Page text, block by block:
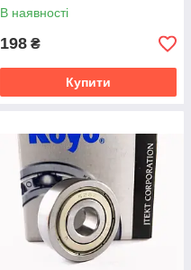
В наявності
198 ₴
Купити